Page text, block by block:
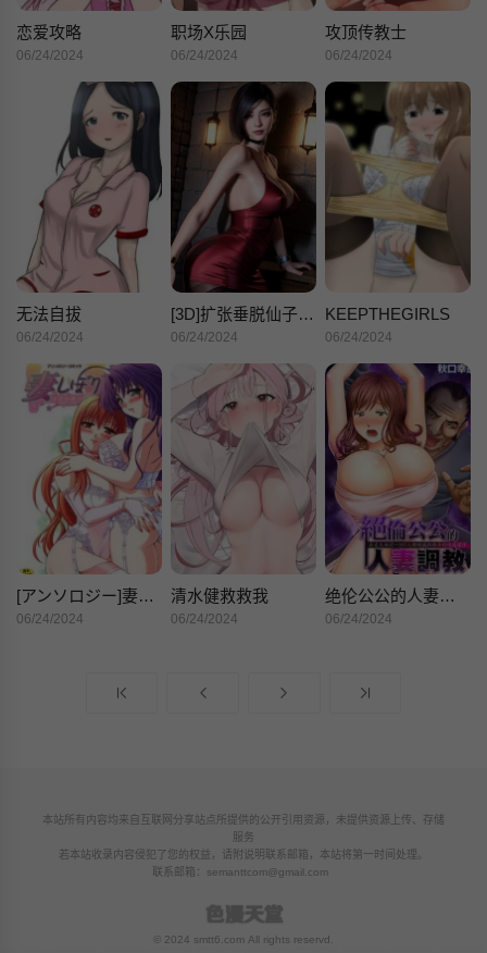
恋爱攻略
06/24/2024
职场X乐园
06/24/2024
攻顶传教士
06/24/2024
无法自拔
06/24/2024
[3D]扩张垂脱仙子传+AI
06/24/2024
KEEPTHEGIRLS
06/24/2024
[アンソロジー]妻しぼりアンソロジー
06/24/2024
清水健救救我
06/24/2024
绝伦公公的人妻调教
06/24/2024
本站所有内容均来自互联网分享站点所提供的公开引用资源，未提供资源上传、存储
服务
若本站收录内容侵犯了您的权益，请附说明联系邮箱，本站将第一时间处理。
联系邮箱： semanttcom@gmail.com
© 2024 smtt6.com All rights reservd.